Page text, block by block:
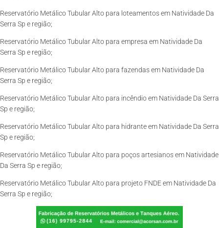
Reservatório Metálico Tubular Alto para loteamentos em Natividade Da
Serra Sp e região;
Reservatório Metálico Tubular Alto para empresa em Natividade Da
Serra Sp e região;
Reservatório Metálico Tubular Alto para fazendas em Natividade Da
Serra Sp e região;
Reservatório Metálico Tubular Alto para incêndio em Natividade Da Serra
Sp e região;
Reservatório Metálico Tubular Alto para hidrante em Natividade Da Serra
Sp e região;
Reservatório Metálico Tubular Alto para poços artesianos em Natividade
Da Serra Sp e região;
Reservatório Metálico Tubular Alto para projeto FNDE em Natividade Da
Serra Sp e região;